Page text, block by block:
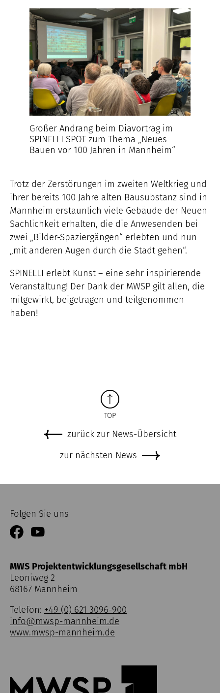
Großer Andrang beim Diavortrag im
SPINELLI SPOT zum Thema „Neues
Bauen vor 100 Jahren in Mannheim“
Trotz der Zerstörungen im zweiten Weltkrieg und
ihrer bereits 100 Jahre alten Bausubstanz sind in
Mannheim erstaunlich viele Gebäude der Neuen
Sachlichkeit erhalten, die die Anwesenden bei
zwei „Bilder-Spaziergängen“ erlebten und nun
„mit anderen Augen durch die Stadt gehen“.
SPINELLI erlebt Kunst – eine sehr inspirierende
Veranstaltung! Der Dank der MWSP gilt allen, die
mitgewirkt, beigetragen und teilgenommen
haben!
TOP
zurück zur News-Übersicht
zur nächsten News
MWS Projektentwicklungsgesellschaft mbH
Leoniweg 2
68167 Mannheim
Telefon: +49 (0) 621 3096-900
info@mwsp-mannheim.de
www.mwsp-mannheim.de
Folgen Sie uns